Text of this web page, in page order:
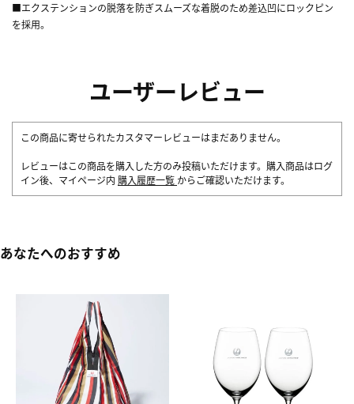
■エクステンションの脱落を防ぎスムーズな着脱のため差込凹にロックピン
を採用。
ユーザーレビュー
この商品に寄せられたカスタマーレビューはまだありません。
レビューはこの商品を購入した方のみ投稿いただけます。購入商品はログ
イン後、マイページ内 購入履歴一覧 からご確認いただけます。
あなたへのおすすめ